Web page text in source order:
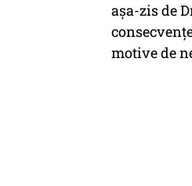
așa-zis de
motive de